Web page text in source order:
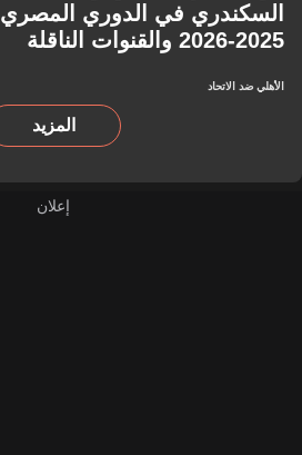
السكندري في الدوري المصري
2025-2026 والقنوات الناقلة
الأهلي ضد الاتحاد
المزيد